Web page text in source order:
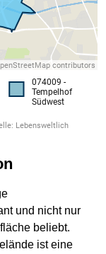
und nicht nur
beliebt.
ist eine